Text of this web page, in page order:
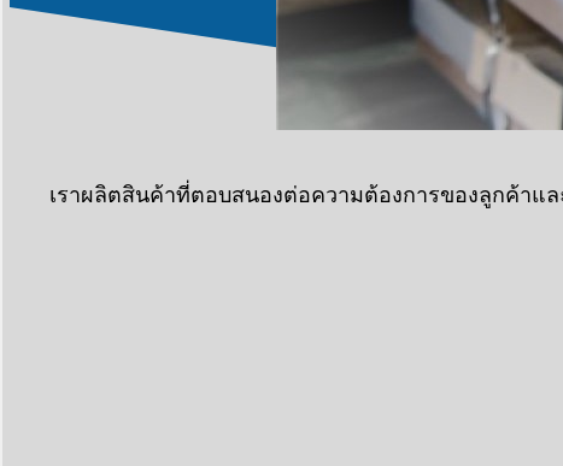
เราผลิตสินค้าที่ตอบสนองต่อความต้องการของลูกค้า